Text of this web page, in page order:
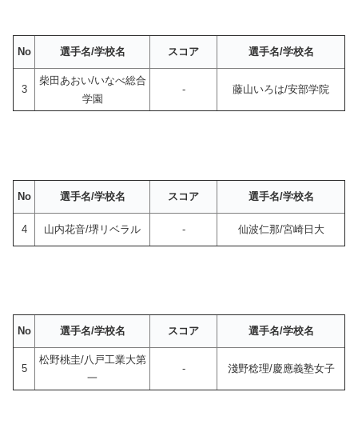
No 選手名/学校名 スコア 選手名/学校名
3
柴田あおい/いなべ総合
学園
- 藤山いろは/安部学院
No 選手名/学校名 スコア 選手名/学校名
4 山内花音/堺リベラル - 仙波仁那/宮崎日大
No 選手名/学校名 スコア 選手名/学校名
5
松野桃圭/八戸工業大第
一
- 淺野稔理/慶應義塾女子